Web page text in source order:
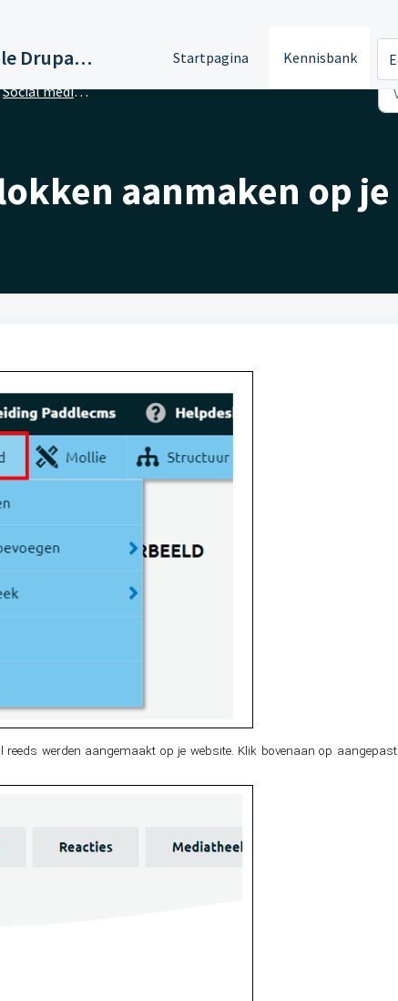
Support Paddle Drupal 11 Startpagina Kennisbank
Social media - Volgknoppen (follow)
aanmaken op
reeds werden aangemaakt op je website. Klik bovenaan op